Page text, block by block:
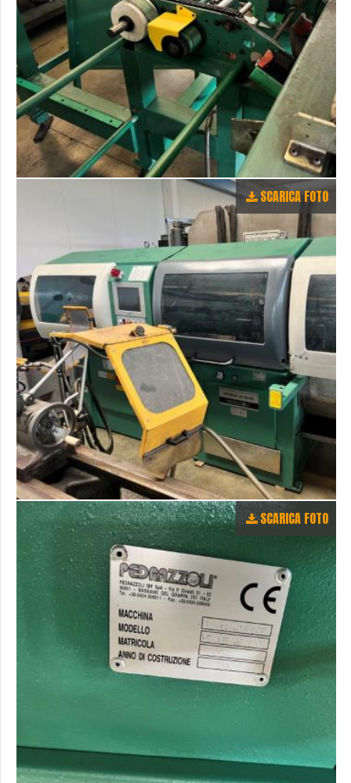
SCARICA FOTO
SCARICA FOTO